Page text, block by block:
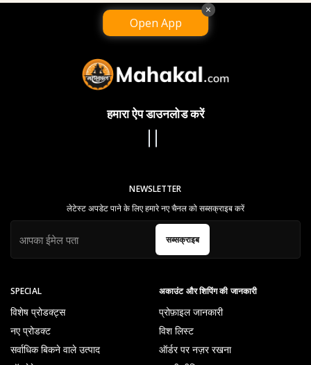
हमारा ऐप डाउनलोड करें
SPECIAL
विशेष प्रोडक्ट्स
नए प्रोडक्ट
सर्वाधिक बिकने वाले उत्पाद
अकाउंट और शिपिंग की जानकारी
प्रोफ़ाइल जानकारी
विश लिस्ट
ऑर्डर पर नज़र रखना
NEWSLETTER
लेटेस्ट अपडेट पाने के लिए हमारे नए चैनल को सब्सक्राइब करें
सब्सक्राइब
Open App
×